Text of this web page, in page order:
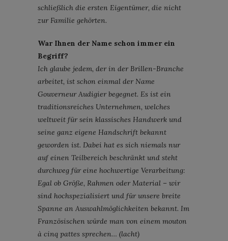
schließlich die ersten Eigentümer, die nicht
zur Familie gehörten.
War Ihnen der Name schon immer ein
Begriff?
Ich glaube jedem, der in der Brillen-Branche
arbeitet, ist schon einmal der Name
Gouverneur Audigier begegnet. Es ist ein
traditionsreiches Unternehmen, welches
weltweit für sein klassisches Handwerk und
seine ganz eigene Handschrift bekannt
geworden ist. Dabei hat es sich niemals nur
auf einen Teilbereich beschränkt und steht
durchweg für eine hochwertige Verarbeitung:
Egal ob Größe, Rahmen oder Material – wir
sind hochspezialisiert und für unsere breite
Spanne an Auswahlmöglichkeiten bekannt. Im
Französischen würde man von einem mouton
à cinq pattes sprechen… (lacht)